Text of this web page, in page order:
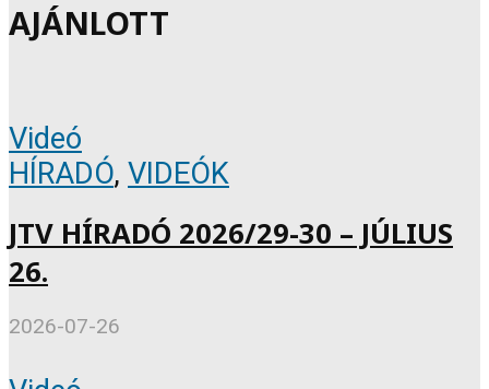
AJÁNLOTT
Videó
HÍRADÓ, VIDEÓK
JTV HÍRADÓ 2026/29-30 – JÚLIUS
26.
2026-07-26